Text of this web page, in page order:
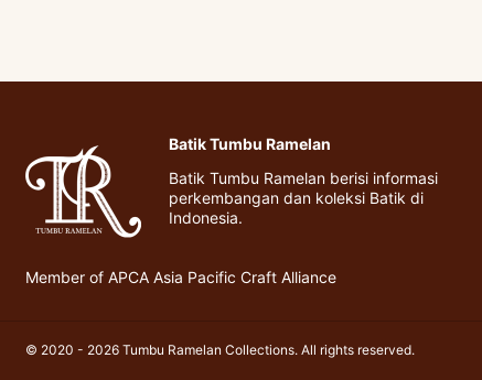
Batik Tumbu Ramelan
Batik Tumbu Ramelan berisi informasi
perkembangan dan koleksi Batik di
Indonesia.
Member of APCA Asia Pacific Craft Alliance
© 2020 - 2026 Tumbu Ramelan Collections. All rights reserved.